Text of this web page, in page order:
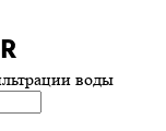
воды